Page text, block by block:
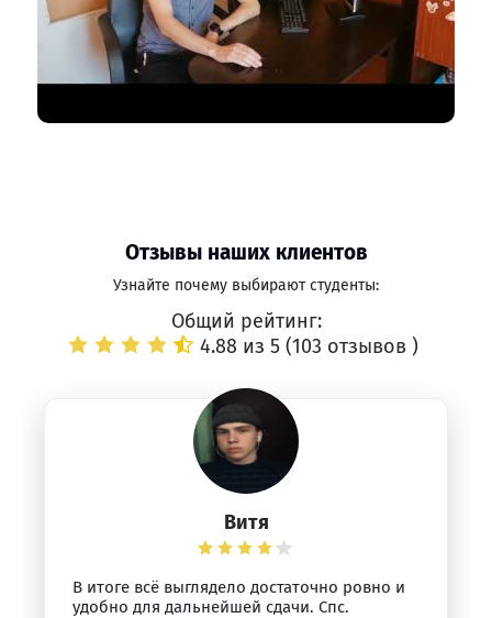
Отзывы наших клиентов
Узнайте почему выбирают студенты:
Общий рейтинг:
4.88 из 5 (103 отзывов )
Витя
В итоге всё выглядело достаточно ровно и
удобно для дальнейшей сдачи. Спс.